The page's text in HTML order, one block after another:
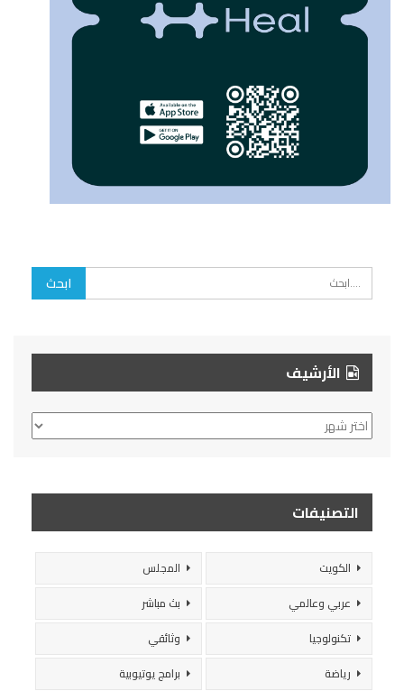
الأرشيف
الأرشيف
التصنيفات
الكويت
المجلس
عربي وعالمي
بث مباشر
تكنولوجيا
وثائقي
رياضة
برامج يوتيوبية